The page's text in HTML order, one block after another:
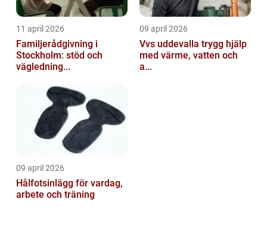
11 april 2026
Familjerådgivning i
Stockholm: stöd och
vägledning...
09 april 2026
Vvs uddevalla trygg hjälp
med värme, vatten och
a...
09 april 2026
Hålfotsinlägg för vardag,
arbete och träning